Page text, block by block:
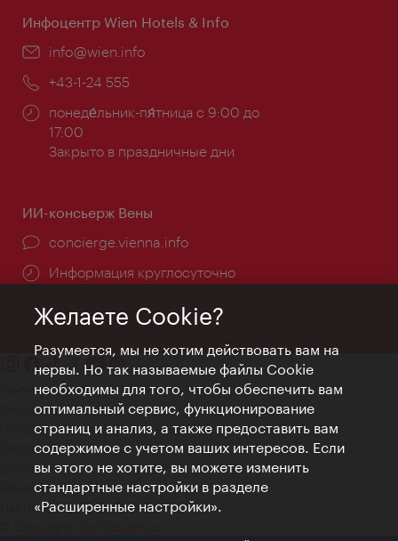
Инфоцентр Wien Hotels & Info
Эл.
info@wien.info
Телефон:
+43-1-24 555
Часы
работы:
понеде́льник-пя́тница с 9:00 до
17:00
Закрыто в праздничные дни
ИИ-консьерж Вены
concierge.vienna.info
Информация круглосуточно
Контакт
Credits
Положение о конфиденциальности
Terms of Use
Доступность
Контакты для прессы
Настройки файлов Cookie
Желаете Cookie?
Разумеется, мы не хотим действовать вам на
нервы. Но так называемые файлы Cookie
необходимы для того, чтобы обеспечить вам
оптимальный сервис, функционирование
страниц и анализ, а также предоставить вам
содержимое с учетом ваших интересов. Если
вы этого не хотите, вы можете изменить
стандартные настройки в разделе
«Расширенные настройки».